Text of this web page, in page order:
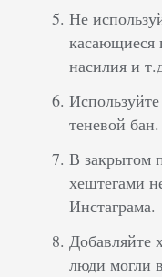
Не
касающиеся
насилия и
теневой бан.
В закрытом
хештегами
Инстаграма.
Добавляйте
люди могли